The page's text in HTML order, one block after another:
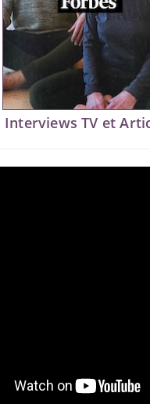
Interviews TV et